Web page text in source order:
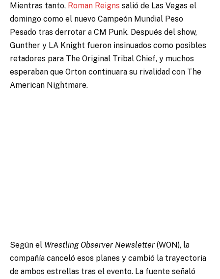
Mientras tanto, Roman Reigns salió de Las Vegas el
domingo como el nuevo Campeón Mundial Peso
Pesado tras derrotar a CM Punk. Después del show,
Gunther y LA Knight fueron insinuados como posibles
retadores para The Original Tribal Chief, y muchos
esperaban que Orton continuara su rivalidad con The
American Nightmare.
Según el Wrestling Observer Newsletter (WON), la
compañía canceló esos planes y cambió la trayectoria
de ambos estrellas tras el evento. La fuente señaló